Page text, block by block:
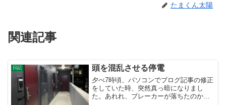
たまくん太陽
関連記事
日記 頭を混乱させる停電
夕べ7時頃、パソコンでブログ記事の修正
をしていた時、突然真っ暗になりまし
た。あれれ、ブレーカーが落ちたのか